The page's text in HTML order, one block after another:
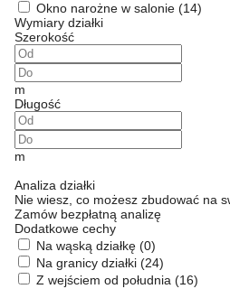
Okno narożne w salonie (14)
Wymiary działki
Szerokość
m
Długość
m
Analiza działki
Nie wiesz, co możesz zbudować na
Zamów bezpłatną analizę
Dodatkowe cechy
Na wąską działkę (0)
Na granicy działki (24)
Z wejściem od południa (16)